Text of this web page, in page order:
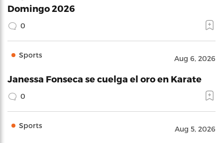
Domingo 2026
0
Sports Aug 6, 2026
Janessa Fonseca se cuelga el oro en Karate
0
Sports Aug 5, 2026